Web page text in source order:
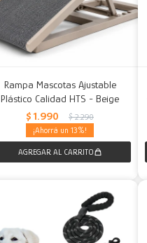
Rampa Mascotas Ajustable
Plástico Calidad HTS - Beige
$ 1.990 $ 2.290
13